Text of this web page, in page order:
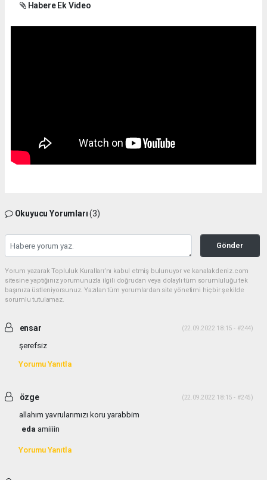
Habere Ek Video
Okuyucu Yorumları(3)
Gönder
Yorum yazarak Topluluk Kuralları’nı kabul etmiş bulunuyor ve kanalakdeniz.com
sitesine yaptığınız yorumunuzla ilgili doğrudan veya dolaylı tüm sorumluluğu tek
başınıza üstleniyorsunuz. Yazılan tüm yorumlardan site yönetimi hiçbir şekilde
sorumlu tutulamaz.
ensar (22.09.2022 18:15 - #244)
şerefsiz
Yorumu Yanıtla
özge (22.09.2022 18:15 - #245)
allahım yavrularımızı koru yarabbim
eda amiiiin
Yorumu Yanıtla